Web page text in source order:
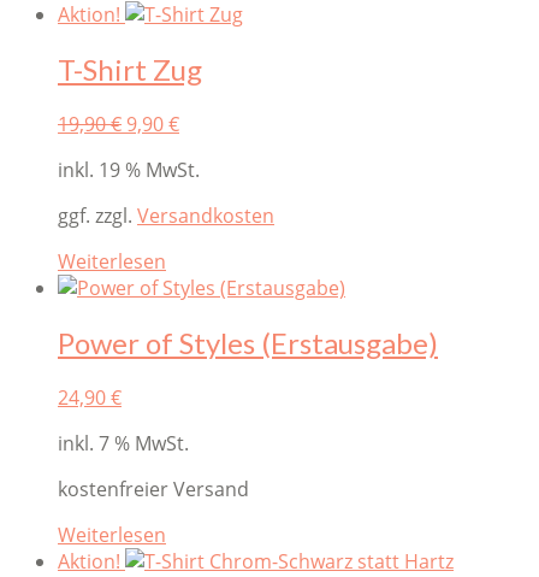
Aktion!
T-Shirt Zug
19,90€ Original
was:
19,90 €.
9,90€Current
is:
9,90 €.
inkl. 19 % MwSt.
ggf. zzgl. Versandkosten
Weiterlesen
Power of Styles (Erstausgabe)
24,90€
inkl. 7 % MwSt.
kostenfreier Versand
Weiterlesen
Aktion!